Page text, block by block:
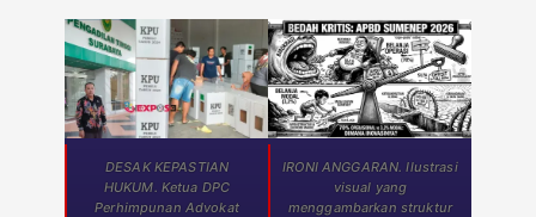
DESAK KEPASTIAN
HUKUM. Ketua DPC
Perhimpunan Advokat
IRONI ANGGARAN. Ilustrasi
visual yang
menggambarkan struktur